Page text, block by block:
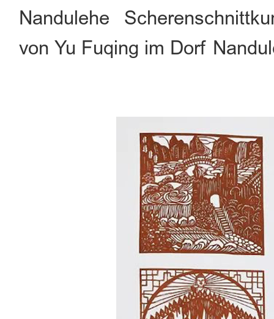
Nandulehe
von Yu Fuqing im Dorf